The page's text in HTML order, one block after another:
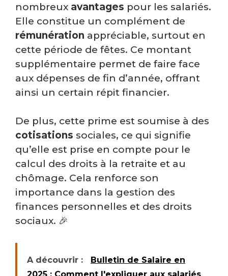
nombreux avantages pour les salariés.
Elle constitue un complément de
rémunération appréciable, surtout en
cette période de fêtes. Ce montant
supplémentaire permet de faire face
aux dépenses de fin d’année, offrant
ainsi un certain répit financier.
De plus, cette prime est soumise à des
cotisations sociales, ce qui signifie
qu’elle est prise en compte pour le
calcul des droits à la retraite et au
chômage. Cela renforce son
importance dans la gestion des
finances personnelles et des droits
sociaux. 🎉
A découvrir :
Bulletin de Salaire en